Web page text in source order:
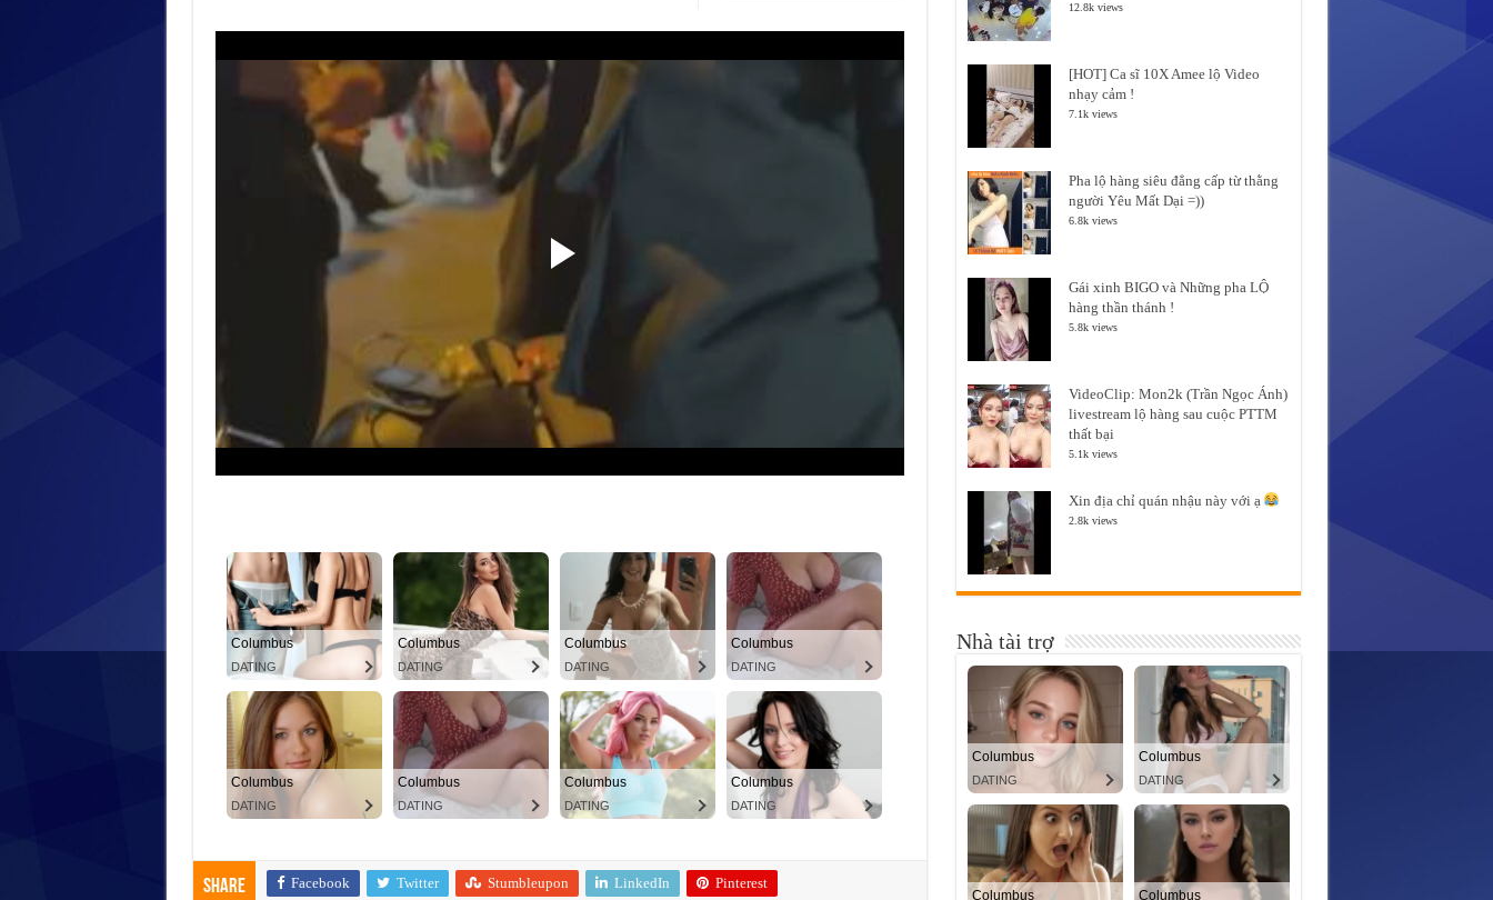
Share Facebook Twitter Stumbleupon LinkedIn Pinterest
12.8k views
[HOT] Ca sĩ 10X Amee lộ Video
nhạy cảm !
7.1k views
Pha lộ hàng siêu đẳng cấp từ thằng
người Yêu Mất Dại =))
6.8k views
Gái xinh BIGO và Những pha LỘ
hàng thần thánh !
5.8k views
VideoClip: Mon2k (Trần Ngọc Ánh)
livestream lộ hàng sau cuộc PTTM
thất bại
5.1k views
Xin địa chỉ quán nhậu này với ạ
2.8k views
Nhà tài trợ